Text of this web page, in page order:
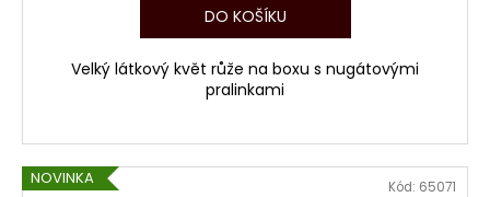
DO KOŠÍKU
Velký látkový květ růže na boxu s nugátovými
pralinkami
NOVINKA Kód: 65071